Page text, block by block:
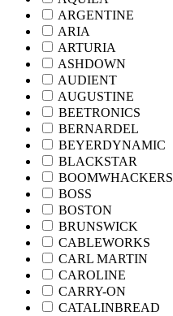
ARGENTINE
ARIA
ARTURIA
ASHDOWN
AUDIENT
AUGUSTINE
BEETRONICS
BERNARDEL
BEYERDYNAMIC
BLACKSTAR
BOOMWHACKERS
BOSS
BOSTON
BRUNSWICK
CABLEWORKS
CARL MARTIN
CAROLINE
CARRY-ON
CATALINBREAD